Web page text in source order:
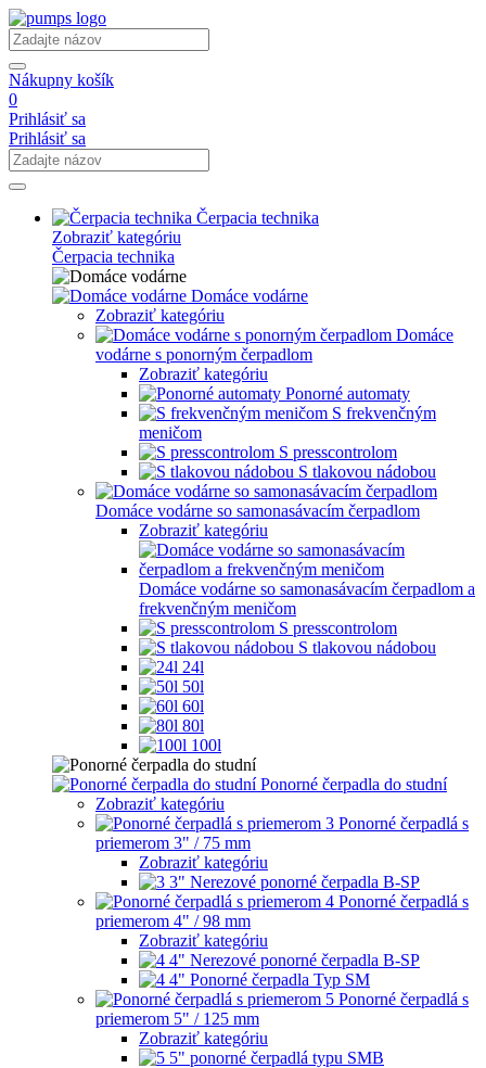
Nákupny košík
0
Prihlásiť sa
Prihlásiť sa
Čerpacia technika
Zobraziť kategóriu
Čerpacia technika
Domáce vodárne
Zobraziť kategóriu
Domáce
vodárne s ponorným čerpadlom
Zobraziť kategóriu
Ponorné automaty
S frekvenčným
meničom
S presscontrolom
S tlakovou nádobou
Domáce vodárne so samonasávacím čerpadlom
Zobraziť kategóriu
Domáce vodárne so samonasávacím čerpadlom a
frekvenčným meničom
S presscontrolom
S tlakovou nádobou
24l
50l
60l
80l
100l
Ponorné čerpadla do studní
Zobraziť kategóriu
Ponorné čerpadlá s
priemerom 3" / 75 mm
Zobraziť kategóriu
3" Nerezové ponorné čerpadla B-SP
Ponorné čerpadlá s
priemerom 4" / 98 mm
Zobraziť kategóriu
4" Nerezové ponorné čerpadla B-SP
4" Ponorné čerpadla Typ SM
Ponorné čerpadlá s
priemerom 5" / 125 mm
Zobraziť kategóriu
5" ponorné čerpadlá typu SMB